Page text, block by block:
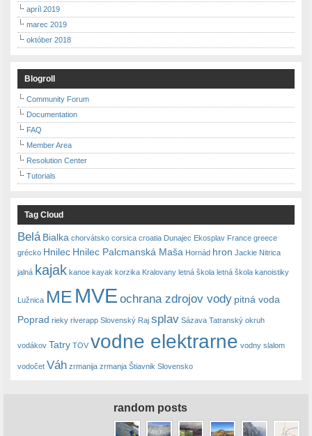
apríl 2019
marec 2019
október 2018
Blogroll
Community Forum
Documentation
FAQ
Member Area
Resolution Center
Tutorials
Tag Cloud
Belá Bialka chorvátsko corsica croatia Dunajec Ekosplav France greece
grécko Hnilec Hnilec Palcmanská Maša Hornád hron Jackie Nitrica
jalná kajak kanoe kayak korzika Kralovany letná škola letná škola kanoistiky
Lužnica ME MVE ochrana zdrojov vody pitná voda
Poprad rieky riverapp Slovenský Raj splav Sázava Tatranský okruh
vodákov Tatry TOV vodne elektrarne vodny slalom
vodočet Váh zrmanija zrmanja Štiavnik Slovensko
random posts